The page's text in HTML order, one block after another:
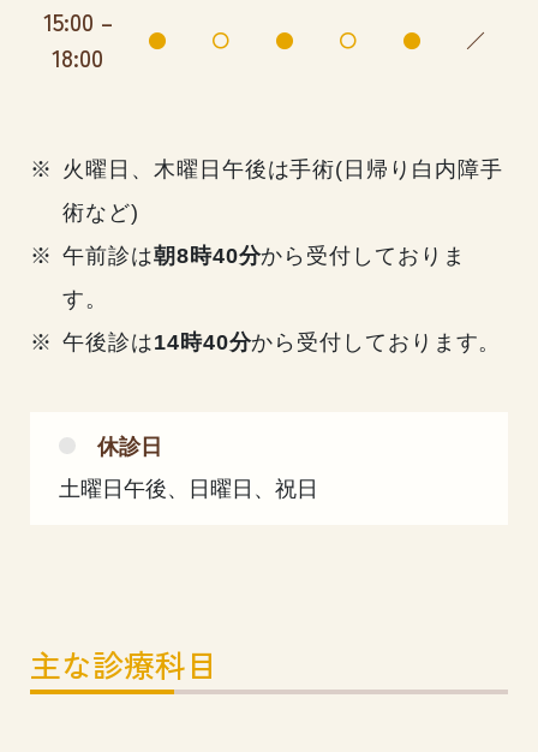
15:00 –
18:00
● 〇 ● 〇 ● ／
火曜日、木曜日午後は手術(日帰り白内障手
術など)
午前診は朝8時40分から受付しておりま
す。
午後診は14時40分から受付しております。
休診日
土曜日午後、日曜日、祝日
主な診療科目